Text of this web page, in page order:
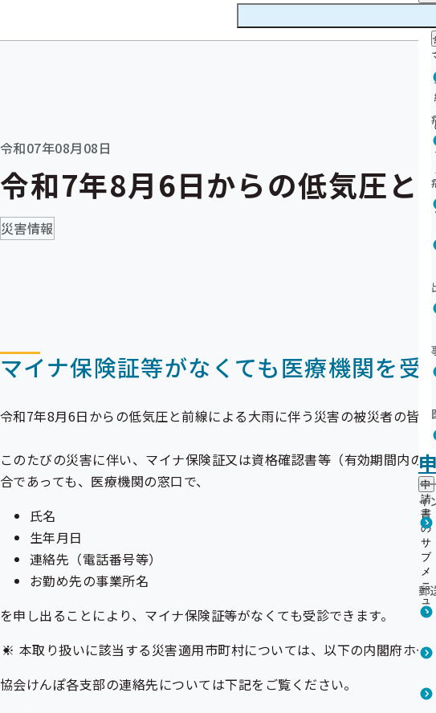
申
請
書
の
サ
ブ
メ
ニ
ュ
ー
イ
郵
令和07年08月08日
令和7年8月6日からの低気圧と
災害情報
マイナ保険証等がなくても医療機関を受
令和7年8月6日からの低気圧と前線による大雨に伴う災害の被災者の皆様
このたびの災害に伴い、 マイナ保険証又は資格確認書等（有効期間内の
合であっても、医療機関の窓口で、
氏名
生年月日
連絡先（電話番号等）
お勤め先の事業所名
を申し出ることにより、マイナ保険証等がなくても受診できます。
本取り扱いに該当する災害適用市町村については、以下の内閣府ホ
協会けんぽ各支部の連絡先については下記をご覧ください。